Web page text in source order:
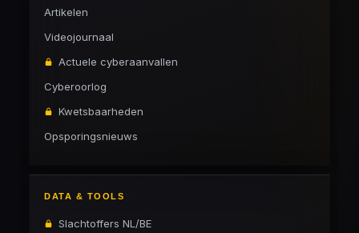
Artikelen
Videojournaal
Actuele cyberaanvallen
Cyberoorlog
Kwetsbaarheden
Opsporingsnieuws
DATA & TOOLS
Slachtoffers NL/BE